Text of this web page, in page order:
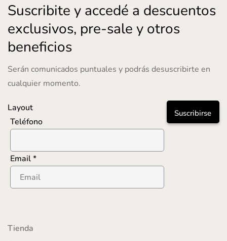
Suscribite y accedé a descuentos
exclusivos, pre-sale y otros
beneficios
Serán comunicados puntuales y podrás desuscribirte en
cualquier momento.
Layout
Teléfono
Email*
Suscribirse
Tienda